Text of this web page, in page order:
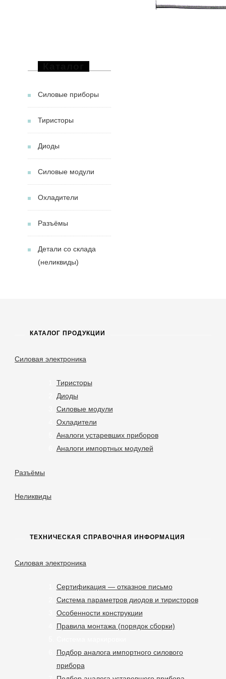
Силовые приборы
Тиристоры
Диоды
Силовые модули
Охладители
Разъёмы
Детали со склада
(неликвиды)
КАТАЛОГ ПРОДУКЦИИ
Силовая электроника
Тиристоры
Диоды
Силовые модули
Охладители
Аналоги устаревших приборов
Аналоги импортных модулей
Разъёмы
Неликвиды
ТЕХНИЧЕСКАЯ СПРАВОЧНАЯ ИНФОРМАЦИЯ
Силовая электроника
Сертификация — отказное письмо
Система параметров диодов и тиристоров
Особенности конструкции
Правила монтажа (порядок сборки)
Подбор аналога импортного силового
прибора